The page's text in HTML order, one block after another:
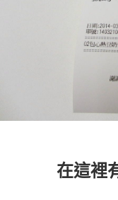
在這裡